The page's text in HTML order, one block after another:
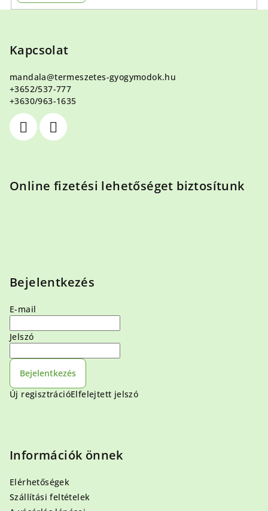
Kapcsolat
mandala@termeszetes-gyogymodok.hu
+3652/537-777
+3630/963-1635
Online fizetési lehetőséget biztosítunk
Bejelentkezés
E-mail
Jelszó
Bejelentkezés
Új regisztrációElfelejtett jelszó
Információk önnek
Elérhetőségek
Szállítási feltételek